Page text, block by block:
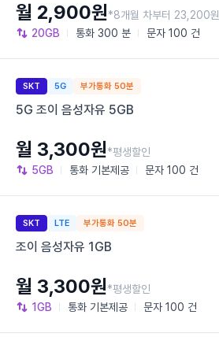
20GB 통화 300 분 문자 100 건
월 2,900원*8개월 차부터 23,200원
SKT 5G 부가통화 50분
5G 조이 음성자유 5GB
5GB 통화 기본제공 문자 100 건
월 3,300원*평생할인
SKT LTE 부가통화 50분
조이 음성자유 1GB
1GB 통화 기본제공 문자 100 건
월 3,300원*평생할인